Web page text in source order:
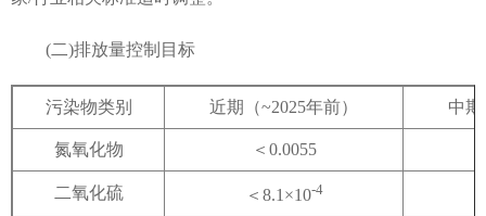
(二)排放量控制目标
污染物类别 近期（~2025年前） 中
氮氧化物 ＜0.0055
二氧化硫 ＜8.1×10-4